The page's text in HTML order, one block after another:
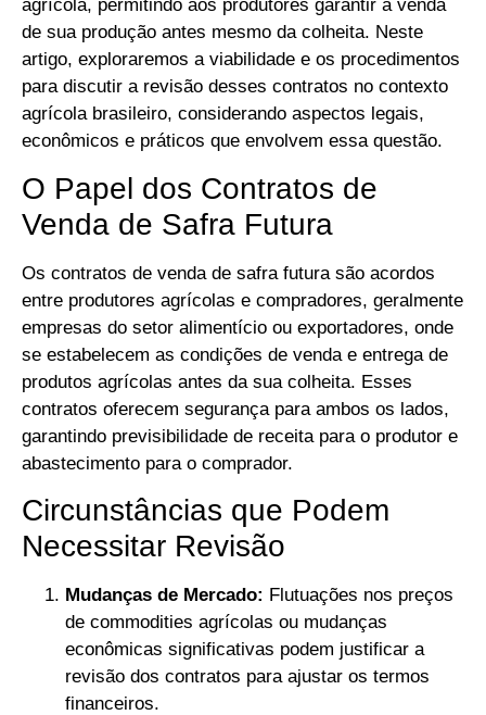
agrícola, permitindo aos produtores garantir a venda
de sua produção antes mesmo da colheita. Neste
artigo, exploraremos a viabilidade e os procedimentos
para discutir a revisão desses contratos no contexto
agrícola brasileiro, considerando aspectos legais,
econômicos e práticos que envolvem essa questão.
O Papel dos Contratos de
Venda de Safra Futura
Os contratos de venda de safra futura são acordos
entre produtores agrícolas e compradores, geralmente
empresas do setor alimentício ou exportadores, onde
se estabelecem as condições de venda e entrega de
produtos agrícolas antes da sua colheita. Esses
contratos oferecem segurança para ambos os lados,
garantindo previsibilidade de receita para o produtor e
abastecimento para o comprador.
Circunstâncias que Podem
Necessitar Revisão
Mudanças de Mercado: Flutuações nos preços
de commodities agrícolas ou mudanças
econômicas significativas podem justificar a
revisão dos contratos para ajustar os termos
financeiros.